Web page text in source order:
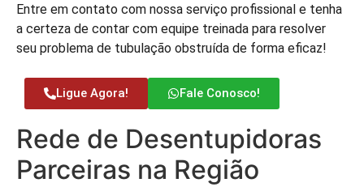
Entre em contato com nossa serviço profissional e tenha
a certeza de contar com equipe treinada para resolver
seu problema de tubulação obstruída de forma eficaz!
Ligue Agora! Fale Conosco!
Rede de Desentupidoras
Parceiras na Região